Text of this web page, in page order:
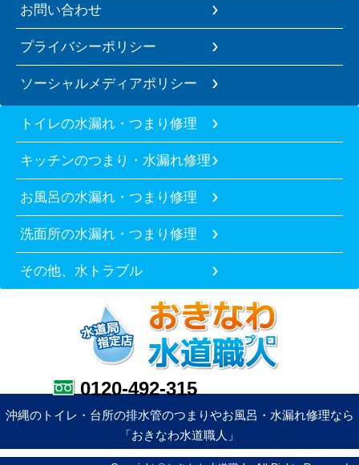
お問い合わせ
プライバシーポリシー
ソーシャルメディアポリシー
トイレの水漏れ・つまり修理
キッチンのつまり・水漏れ修理
お風呂の水漏れ・つまり修理
洗面所の水漏れ・つまり修理
その他、水トラブル
0120-492-315
沖縄のトイレ・台所の排水管のつまりやお風呂・水漏れ修理なら
「おきなわ水道職人」